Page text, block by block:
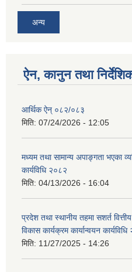
अन्य
ऐन, कानुन तथा
आर्थिक ऐन् ०८२/०८३
मिति: 07/24/2026 - 12:05
मध्यम तथा सामान्य अपाङ्गता भएका
कार्यविधि २०८२
मिति: 04/13/2026 - 16:04
प्रदेश तथा स्थानीय तहमा सशर्त
विकास कार्यक्रम कार्यान्वयन
मिति: 11/27/2025 - 14:26